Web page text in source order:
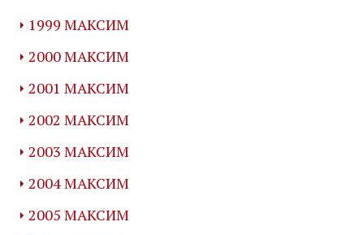
1999 МАКСИМ
2000 МАКСИМ
2001 МАКСИМ
2002 МАКСИМ
2003 МАКСИМ
2004 МАКСИМ
2005 МАКСИМ